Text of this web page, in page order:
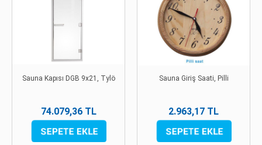
Sauna Kapısı DGB 9x21, Tylö
74.079,36 TL
Sauna Giriş Saati, Pilli
2.963,17 TL